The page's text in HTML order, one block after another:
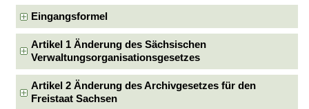
Eingangsformel
Artikel 1 Änderung des Sächsischen
Verwaltungsorganisationsgesetzes
Artikel 2 Änderung des Archivgesetzes für den
Freistaat Sachsen